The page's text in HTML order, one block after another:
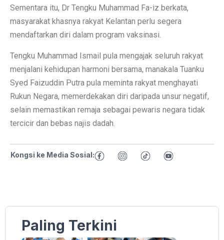
Sementara itu, Dr Tengku Muhammad Fa-iz berkata,
masyarakat khasnya rakyat Kelantan perlu segera
mendaftarkan diri dalam program vaksinasi.
Tengku Muhammad Ismail pula mengajak seluruh rakyat
menjalani kehidupan harmoni bersama, manakala Tuanku
Syed Faizuddin Putra pula meminta rakyat menghayati
Rukun Negara, memerdekakan diri daripada unsur negatif,
selain memastikan remaja sebagai pewaris negara tidak
tercicir dan bebas najis dadah.
Kongsi ke Media Sosial:
Paling Terkini